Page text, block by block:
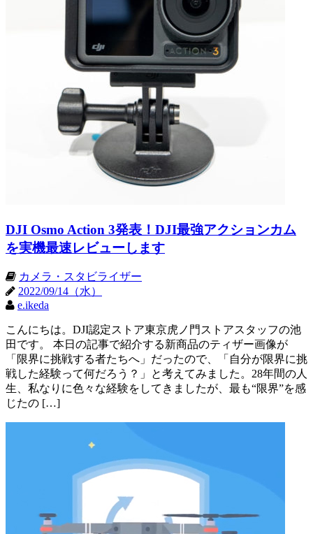
DJI Osmo Action 3発表！DJI最強アクションカム
を実機最速レビューします
カメラ・スタビライザー
2022/09/14（水）
e.ikeda
こんにちは。DJI認定ストア東京虎ノ門ストアスタッフの池
田です。 本日の記事で紹介する新商品のティザー画像が
「限界に挑戦する者たちへ」だったので、「自分が限界に挑
戦した経験って何だろう？」と考えてみました。28年間の人
生、私なりに色々な経験をしてきましたが、最も“限界”を感
じたの […]